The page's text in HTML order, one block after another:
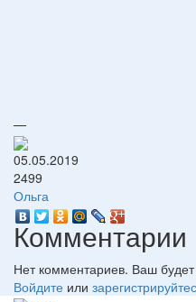
—
05.05.2019
2499
Ольга
Комментарии
Нет комментариев. Ваш
Войдите или